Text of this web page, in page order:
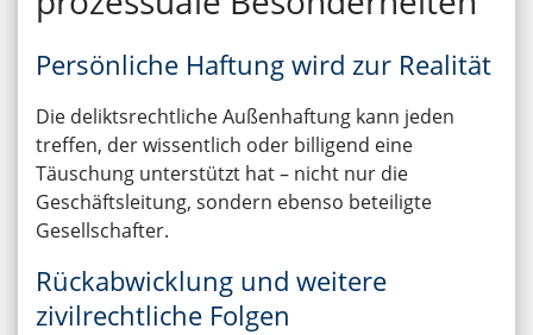
Persönliche Haftung wird zur Realität
Die deliktsrechtliche Außenhaftung kann jeden
treffen, der wissentlich oder billigend eine
Täuschung unterstützt hat – nicht nur die
Geschäftsleitung, sondern ebenso beteiligte
Gesellschafter.
Rückabwicklung und weitere
zivilrechtliche Folgen